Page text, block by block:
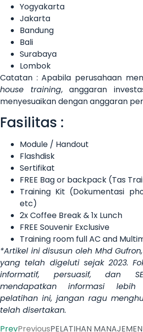
Yogyakarta
Jakarta
Bandung
Bali
Surabaya
Lombok
Catatan : Apabila perusahaan
house training, anggaran
menyesuaikan dengan anggaran
Fasilitas :
Module / Handout
Flashdisk
Sertifikat
FREE Bag or backpack (Tas
Training Kit (Dokumentasi
etc)
2x Coffee Break & 1x Lunch
FREE Souvenir Exclusive
Training room full AC and
*Artikel ini disusun oleh Mhd
yang telah digeluti sejak 2023.
informatif, persuasif, dan
mendapatkan informasi
pelatihan ini, jangan ragu
telah disertakan.
PrevPreviousPELATIHAN